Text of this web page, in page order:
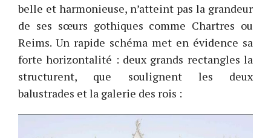
belle et harmonieuse, n’atteint pas la grandeur
de ses sœurs gothiques comme Chartres ou
Reims. Un rapide schéma met en évidence sa
forte horizontalité : deux grands rectangles la
structurent, que soulignent les deux
balustrades et la galerie des rois :